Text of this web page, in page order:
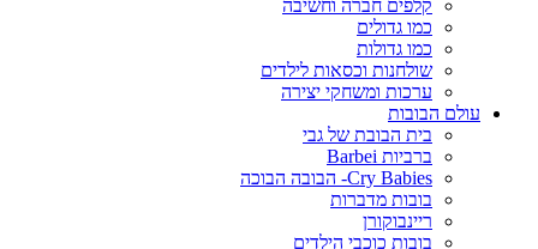
קלפים חברה וחשיבה
כמו גדולים
כמו גדולות
שולחנות וכסאות לילדים
ערכות ומשחקי יצירה
עולם הבובות
בית הבובת של גבי
ברביות Barbei
Cry Babies- הבובה הבוכה
בובות מדברות
ריינבוקורן
בובות כוכבי הילדים